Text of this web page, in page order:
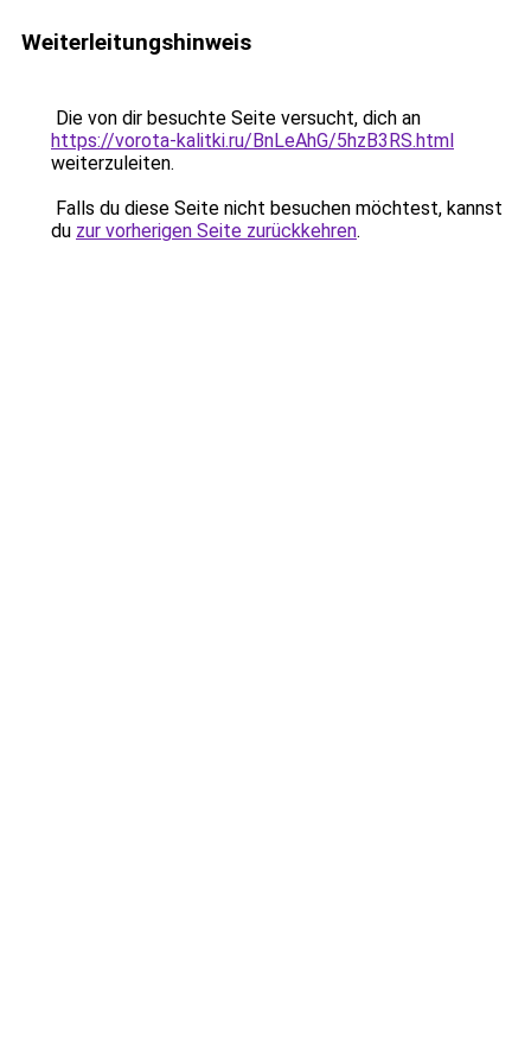
Weiterleitungshinweis
Die von dir besuchte Seite versucht, dich an
https://vorota-kalitki.ru/BnLeAhG/5hzB3RS.html
weiterzuleiten.
Falls du diese Seite nicht besuchen möchtest, kannst
du zur vorherigen Seite zurückkehren.